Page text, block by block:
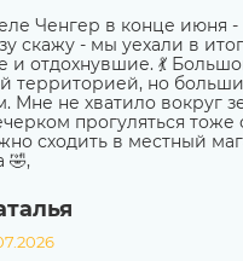
Ченгер в конце июня -
скажу - мы уехали в
и отдохнувшие. 💃
территорией, но
Мне не хватило вокруг
прогуляться тоже
сходить в местный
🤣,